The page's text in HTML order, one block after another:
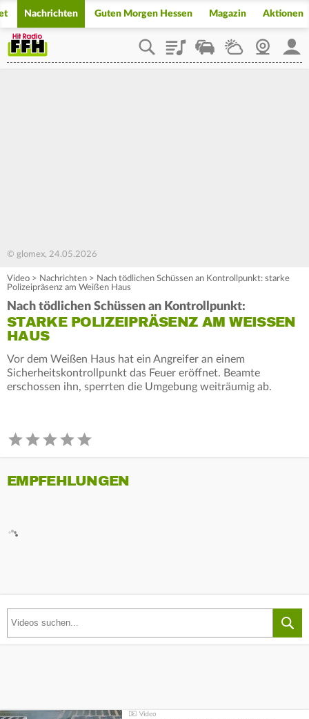
Nachrichten Guten Morgen Hessen Magazin Aktionen
PlaylistStaupilotWetterWebcam
© glomex, 24.05.2026
Video > Nachrichten > Nach tödlichen Schüssen an Kontrollpunkt: starke
Polizeipräsenz am Weißen Haus
Nach tödlichen Schüssen an Kontrollpunkt:
STARKE POLIZEIPRÄSENZ AM WEISSEN H
AUS
Vor dem Weißen Haus hat ein Angreifer an einem
Sicherheitskontrollpunkt das Feuer eröffnet. Beamte
erschossen ihn, sperrten die Umgebung weiträumig ab.
EMPFEHLUNGEN